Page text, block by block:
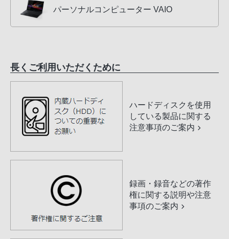
パーソナルコンピューター VAIO
長くご利用いただくために
ハードディスクを使用
している製品に関する
注意事項のご案内
録画・録音などの著作
権に関する説明や注意
事項のご案内